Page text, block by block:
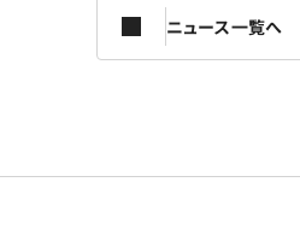
ニュース一覧へ